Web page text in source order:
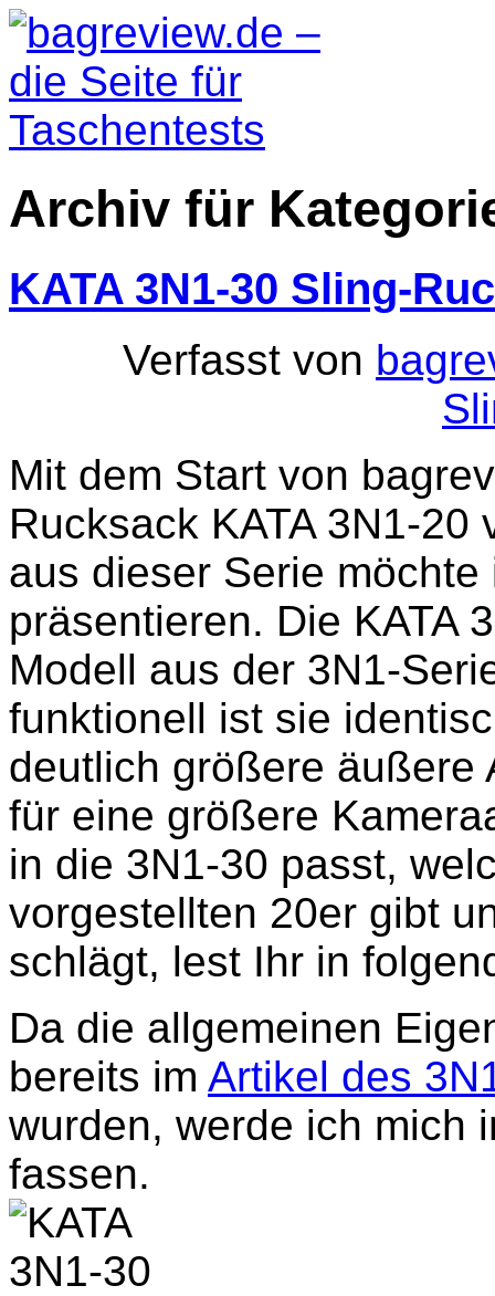
Archiv für
KATA 3N1-30 Sling-
Verfasst von
Mit dem Start von
Rucksack KATA 3N1-
aus dieser Serie
präsentieren. Die KATA
Modell aus der 3N1-
funktionell ist sie
deutlich größere äußere
für eine größere
in die 3N1-30 passt,
vorgestellten 20er gibt
schlägt, lest Ihr in
Da die allgemeinen
bereits im Artikel des
wurden, werde ich mich
fassen.